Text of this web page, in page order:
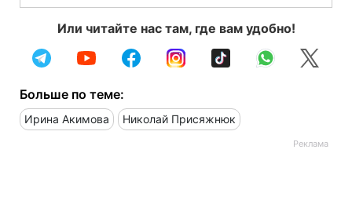
Или читайте нас там, где вам удобно!
Больше по теме:
Ирина Акимова Николай Присяжнюк